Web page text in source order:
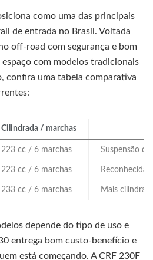
como uma das principais
de entrada no Brasil. Voltada
off-road com segurança e bom
com modelos tradicionais
confira uma tabela comparativa
Cilindrada / marchas
223 cc / 6 marchas Suspensão
223 cc / 6 marchas Reconhecida
233 cc / 6 marchas Mais
depende do tipo de uso e
entrega bom custo-benefício e
está começando. A CRF 230F